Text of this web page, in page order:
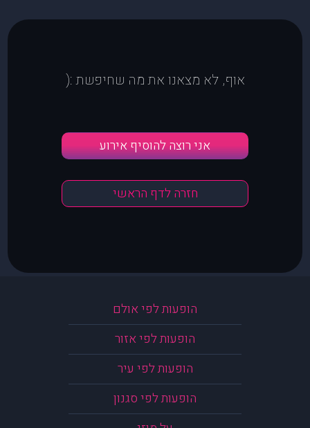
אוף, לא מצאנו את מה שחיפשת :(
אני רוצה להוסיף אירוע
חזרה לדף הראשי
הופעות לפי אולם
הופעות לפי אזור
הופעות לפי עיר
הופעות לפי סגנון